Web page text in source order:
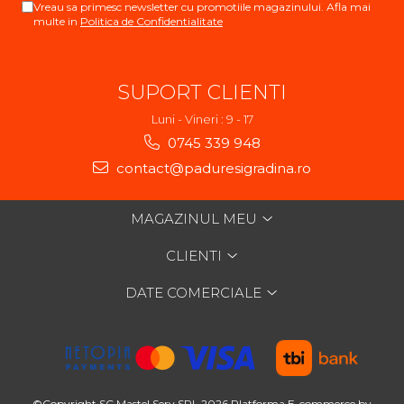
Vreau sa primesc newsletter cu promotiile magazinului. Afla mai
multe in Politica de Confidentialitate
SUPORT CLIENTI
Luni - Vineri : 9 - 17
0745 339 948
contact@paduresigradina.ro
MAGAZINUL MEU
CLIENTI
DATE COMERCIALE